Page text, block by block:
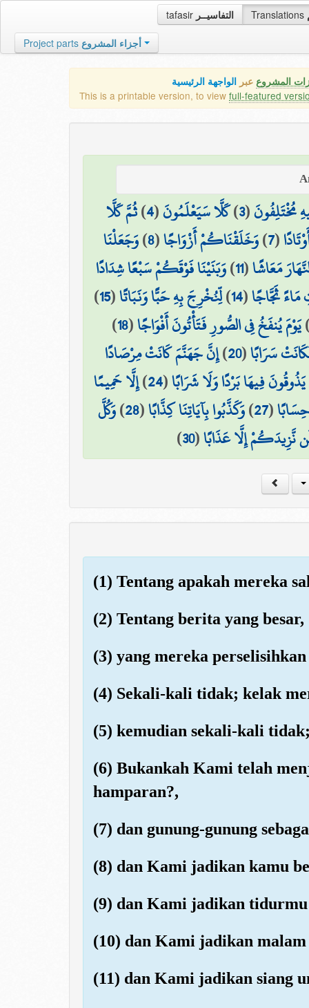
tafasir التفاسيــر Translations
Project parts أجزاء المشروع
المشروع عبر الواجهة الرئيسية
This is a printable version, to view full-featured
مُخْتَلِفُونَ(
3
)كَلَّا سَيَعْلَمُونَ(
4
)ثُمَّ كَلَّا
(
7
)وَخَلَقْنَاكُمْ أَزْوَاجًا(
8
)وَجَعَلْنَا
مَعَاشًا(
11
)وَبَنَيْنَا فَوْقَكُمْ سَبْعًا شِدَادًا
مَاءً ثَجَّاجًا(
14
)لِّنُخْرِجَ بِهِ حَبًّا وَنَبَاتًا(
15
)
يَوْمَ يُنفَخُ فِي الصُّورِ فَتَأْتُونَ أَفْوَاجًا(
18
)
سَرَابًا(
20
)إِنَّ جَهَنَّمَ كَانَتْ مِرْصَادًا
فِيهَا بَرْدًا وَلَا شَرَابًا(
24
)إِلَّا حَمِيمًا
(
27
)وَكَذَّبُوا بِآيَاتِنَا كِذَّابًا(
28
)وَكُلَّ
نَّزِيدَكُمْ إِلَّا عَذَابًا(
30
)
(1) Tentang apakah mereka
(2) Tentang berita yang besar,
(3) yang mereka
(4) Sekali-kali tidak; kelak
(5) kemudian sekali-kali
(6) Bukankah Kami telah
hamparan?,
(7) dan gunung-gunung
(8) dan Kami jadikan kamu
(9) dan Kami jadikan
(10) dan Kami jadikan malam
(11) dan Kami jadikan siang